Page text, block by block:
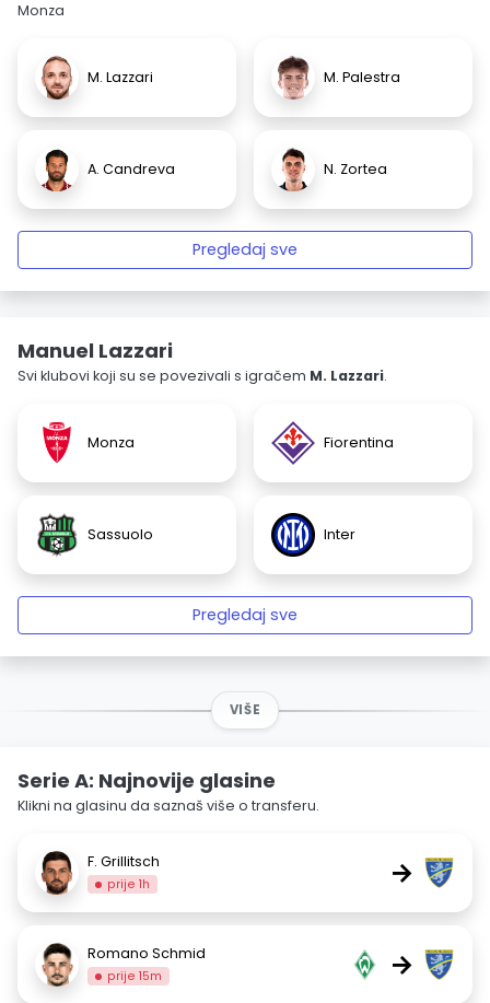
Monza
M. Lazzari M. Palestra
A. Candreva N. Zortea
Pregledaj sve
Manuel Lazzari
Svi klubovi koji su se povezivali s igračem M. Lazzari.
Monza Fiorentina
Sassuolo Inter
Pregledaj sve
VIŠE
Serie A: Najnovije glasine
Klikni na glasinu da saznaš više o transferu.
F. Grillitsch
prije 1h →
Romano Schmid
prije 15m →